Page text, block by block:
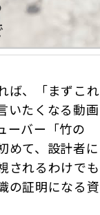
ば、「まずこれ
いたくなる動画
ーバー「竹の
めて、設計者に
されるわけでも
の証明になる資